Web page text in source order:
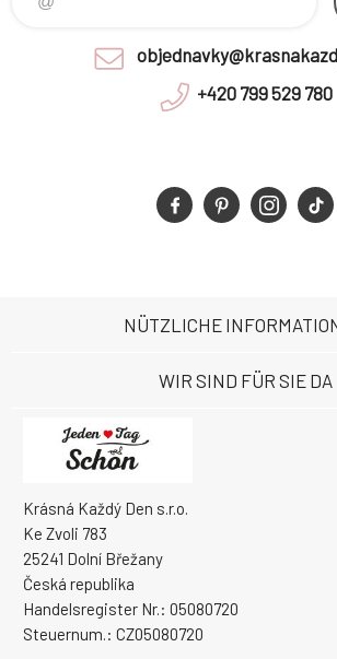
+420 799 529 780
Krásná Každý Den s.r.o.
Ke Zvoli 783
25241 Dolní Břežany
Česká republika
Handelsregister Nr.: 05080720
Steuernum.: CZ05080720
NÜTZLICHE
WIR SIND FÜR SIE DA